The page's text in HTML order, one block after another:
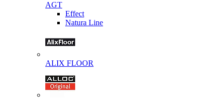
AGT
Effect
Natura Line
ALIX FLOOR